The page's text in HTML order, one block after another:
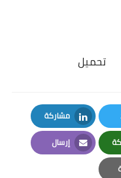
تحميل
مشاركة
LinkedIn
إرسال
Email